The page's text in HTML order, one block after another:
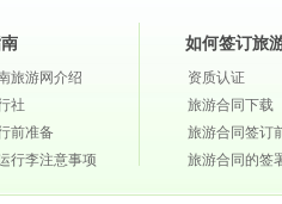
旅游网介绍
社
前准备
行李注意事项
如何签订旅
资质认证
旅游合同下载
旅游合同签订
旅游合同的签